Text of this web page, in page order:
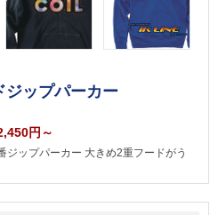
ジップパーカー
円～
ジップパーカー 大きめ2重フードがう